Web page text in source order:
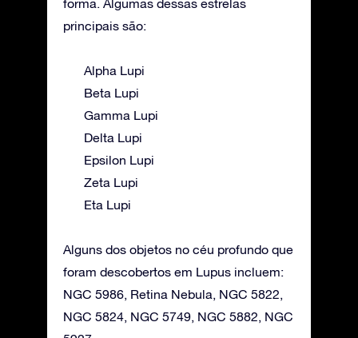
forma. Algumas dessas estrelas
principais são:
Alpha Lupi
Beta Lupi
Gamma Lupi
Delta Lupi
Epsilon Lupi
Zeta Lupi
Eta Lupi
Alguns dos objetos no céu profundo que
foram descobertos em Lupus incluem:
NGC 5986, Retina Nebula, NGC 5822,
NGC 5824, NGC 5749, NGC 5882, NGC